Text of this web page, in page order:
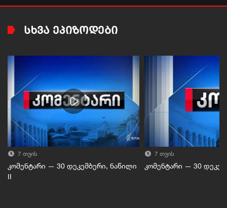
ᲡᲮᲕᲐ ᲔᲞᲘᲖᲝᲓᲔᲑᲘ
7 თვის
კომენტარი — 30 დეკემბერი, ნაწილი
II
7 თვის
კომენტარი — 30